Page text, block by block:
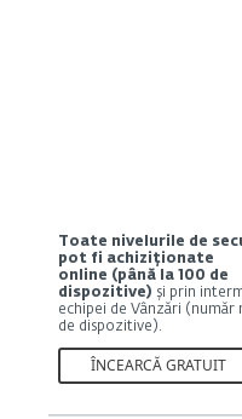
Toate nivelurile de
pot fi achiziționate
online (până la 100 de
dispozitive) și prin
echipei de Vânzări (număr
de dispozitive).
ÎNCEARCĂ GRATUIT